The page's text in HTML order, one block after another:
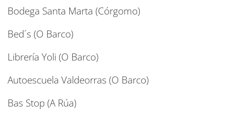
Bodega Santa Marta (Córgomo)
Bed´s (O Barco)
Librería Yoli (O Barco)
Autoescuela Valdeorras (O Barco)
Bas Stop (A Rúa)